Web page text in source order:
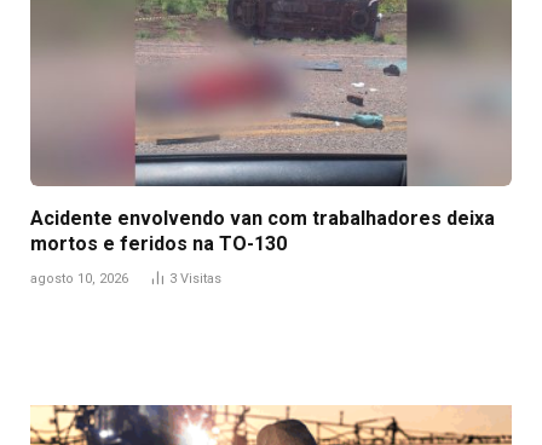
Acidente envolvendo van com trabalhadores deixa
mortos e feridos na TO-130
agosto 10, 2026 3 Visitas